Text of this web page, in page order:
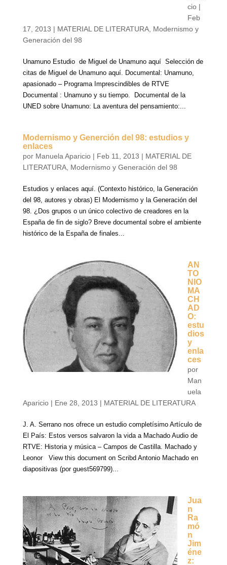
cio|
Feb
17, 2013 | MATERIAL DE LITERATURA, Modernismo y
Generación del 98
Unamuno Estudio de Miguel de Unamuno aquí Selección de
citas de Miguel de Unamuno aquí. Documental: Unamuno,
apasionado – Programa Imprescindibles de RTVE
Documental : Unamuno y su tiempo. Documental de la
UNED sobre Unamuno: La aventura del pensamiento:...
Modernismo y Generción del 98: estudios y
enlaces
por Manuela Aparicio| Feb 11, 2013 | MATERIAL DE
LITERATURA, Modernismo y Generación del 98
Estudios y enlaces aquí. (Contexto histórico, la Generación
del 98, autores y obras) El Modernismo y la Generación del
98. ¿Dos grupos o un único colectivo de creadores en la
España de fin de siglo? Breve documental sobre el ambiente
histórico de la España de finales...
AN
TO
NIO
MA
CH
AD
O:
estu
dios
y
enla
ces
por
Man
uela
Aparicio| Ene 28, 2013 | MATERIAL DE LITERATURA
J. A. Serrano nos ofrece un estudio completísimo Artículo de
El País: Estos versos salvaron la vida a Machado Audio de
RTVE: Historia y música – Campos de Castilla. Machado y
Leonor View this document on Scribd Antonio Machado en
diapositivas (por guest569799)...
Jua
n
Ra
mó
n
Jim
éne
z: